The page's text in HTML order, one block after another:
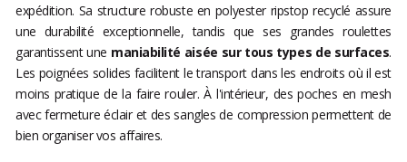
expédition. Sa structure robuste en polyester ripstop recyclé assure
une durabilité exceptionnelle, tandis que ses grandes roulettes
garantissent une maniabilité aisée sur tous types de surfaces.
Les poignées solides facilitent le transport dans les endroits où il est
moins pratique de la faire rouler. À l'intérieur, des poches en mesh
avec fermeture éclair et des sangles de compression permettent de
bien organiser vos affaires.